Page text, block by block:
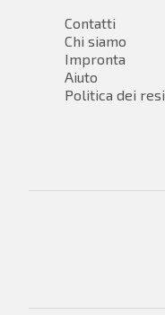
Contatti
Chi siamo
Impronta
Aiuto
Politica dei resi